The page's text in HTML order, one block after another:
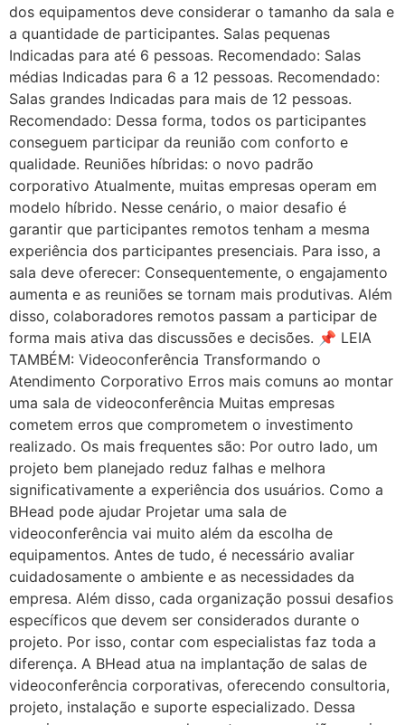
dos equipamentos deve considerar o tamanho da sala e
a quantidade de participantes. Salas pequenas
Indicadas para até 6 pessoas. Recomendado: Salas
médias Indicadas para 6 a 12 pessoas. Recomendado:
Salas grandes Indicadas para mais de 12 pessoas.
Recomendado: Dessa forma, todos os participantes
conseguem participar da reunião com conforto e
qualidade. Reuniões híbridas: o novo padrão
corporativo Atualmente, muitas empresas operam em
modelo híbrido. Nesse cenário, o maior desafio é
garantir que participantes remotos tenham a mesma
experiência dos participantes presenciais. Para isso, a
sala deve oferecer: Consequentemente, o engajamento
aumenta e as reuniões se tornam mais produtivas. Além
disso, colaboradores remotos passam a participar de
forma mais ativa das discussões e decisões. 📌 LEIA
TAMBÉM: Videoconferência Transformando o
Atendimento Corporativo Erros mais comuns ao montar
uma sala de videoconferência Muitas empresas
cometem erros que comprometem o investimento
realizado. Os mais frequentes são: Por outro lado, um
projeto bem planejado reduz falhas e melhora
significativamente a experiência dos usuários. Como a
BHead pode ajudar Projetar uma sala de
videoconferência vai muito além da escolha de
equipamentos. Antes de tudo, é necessário avaliar
cuidadosamente o ambiente e as necessidades da
empresa. Além disso, cada organização possui desafios
específicos que devem ser considerados durante o
projeto. Por isso, contar com especialistas faz toda a
diferença. A BHead atua na implantação de salas de
videoconferência corporativas, oferecendo consultoria,
projeto, instalação e suporte especializado. Dessa